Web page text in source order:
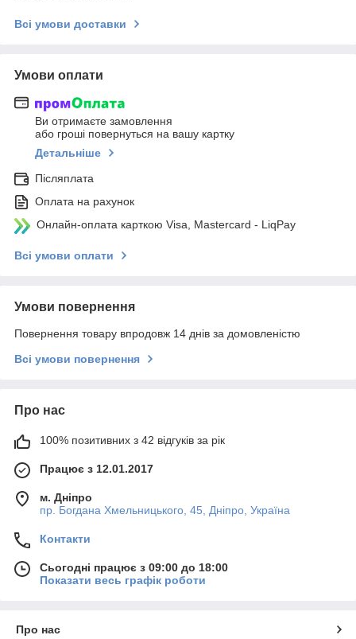
Всі умови доставки
Умови оплати
Ви отримаєте замовлення
або гроші повернуться на вашу картку
Детальніше
Післяплата
Оплата на рахунок
Онлайн-оплата карткою Visa, Mastercard - LiqPay
Всі умови оплати
Умови повернення
Повернення товару впродовж 14 днів за домовленістю
Всі умови повернення
Про нас
100% позитивних з 42 відгуків за рік
Працює з 12.01.2017
м. Дніпро
пр. Богдана Хмельницького, 45, Дніпро, Україна
Контакти
Сьогодні працює з 09:00 до 18:00
Показати весь графік роботи
Про нас